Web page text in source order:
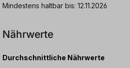
Mindestens haltbar bis: 12.11.2026
Nährwerte
Durchschnittliche Nährwerte